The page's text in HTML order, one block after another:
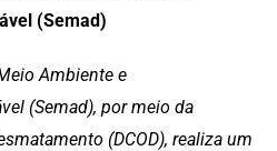
(Semad)
Ambiente e
(Semad), por meio da
(DCOD), realiza um